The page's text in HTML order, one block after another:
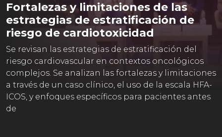
Fortalezas y limitaciones de las
estrategias de estratificación de
riesgo de cardiotoxicidad
Se revisan las estrategias de estratificación del
riesgo cardiovascular en contextos oncológicos
complejos. Se analizan las fortalezas y limitaciones
a través de un caso clínico, el uso de la escala HFA-
ICOS, y enfoques específicos para pacientes antes
de